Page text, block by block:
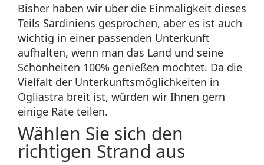
Bisher haben wir über die Einmaligkeit dieses
Teils Sardiniens gesprochen, aber es ist auch
wichtig in einer passenden Unterkunft
aufhalten, wenn man das Land und seine
Schönheiten 100% genießen möchtet. Da die
Vielfalt der Unterkunftsmöglichkeiten in
Ogliastra breit ist, würden wir Ihnen gern
einige Räte teilen.
Wählen Sie sich den
richtigen Strand aus